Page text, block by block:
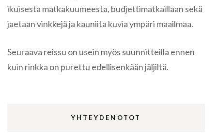
ikuisesta matkakuumeesta, budjettimatkaillaan sekä
jaetaan vinkkejä ja kauniita kuvia ympäri maailmaa.
Seuraava reissu on usein myös suunnitteilla ennen
kuin rinkka on purettu edellisenkään jäljiltä.
YHTEYDENOTOT